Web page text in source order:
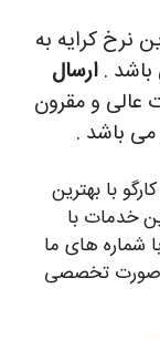
نرخ کرایه به
باشد . ارسال
عالی و مقرون
می باشد .
با بهترین
خدمات با
شماره های ما
صورت تخصصی